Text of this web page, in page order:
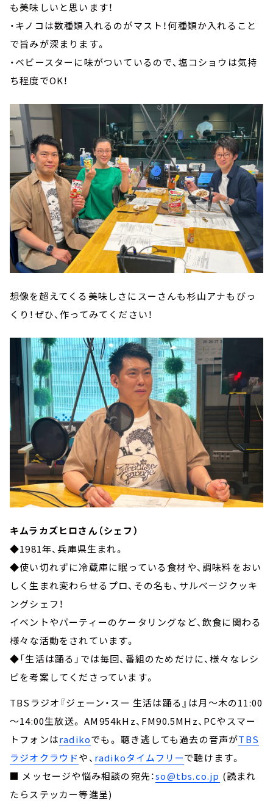
も美味しいと思います！
・キノコは数種類入れるのがマスト！何種類か入れること
で旨みが深まります。
・ベビースターに味がついているので、塩コショウは気持
ち程度でOK！
想像を超えてくる美味しさにスーさんも杉山アナもびっ
くり！ぜひ、作ってみてください！
キムラカズヒロさん（シェフ）
◆1981年、兵庫県生まれ。
◆使い切れずに冷蔵庫に眠っている食材や、調味料をおい
しく生まれ変わらせるプロ、その名も、サルベージクッキ
ングシェフ！
イベントやパーティーのケータリングなど、飲食に関わる
様々な活動をされています。
◆「生活は踊る」では毎回、番組のためだけに、様々なレシ
ピを考案してくださっています。
TBSラジオ『ジェーン・スー 生活は踊る』は月～木の11:00
～14:00生放送。 AM954kHz、FM90.5MHz、PCやスマー
トフォンはradikoでも。 聴き逃しても過去の音声がTBS
ラジオクラウドや、 radikoタイムフリーで聴けます。
■ メッセージや悩み相談の宛先：so@tbs.co.jp (読まれ
たらステッカー等進呈)